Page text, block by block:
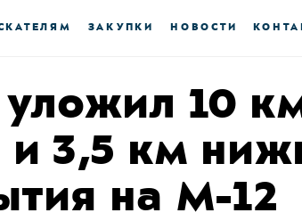
ЗАКУПКИ НОВОСТИ
10
и 3,5 км
на М-12